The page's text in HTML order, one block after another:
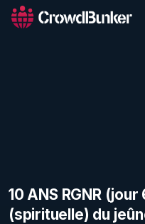
10 ANS RGNR
(spirituelle) du